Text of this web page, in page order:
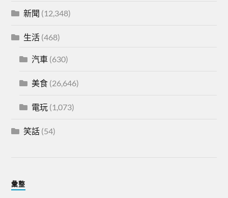
新聞 (12,348)
生活 (468)
汽車 (630)
美食 (26,646)
電玩 (1,073)
笑話 (54)
彙整